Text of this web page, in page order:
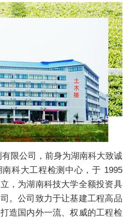
公司，前身为湖南科大致诚
科大工程检测中心，于 1995
，为湖南科技大学全额投资具
。公司致力于让基建工程高品
造国内外一流、权威的工程检